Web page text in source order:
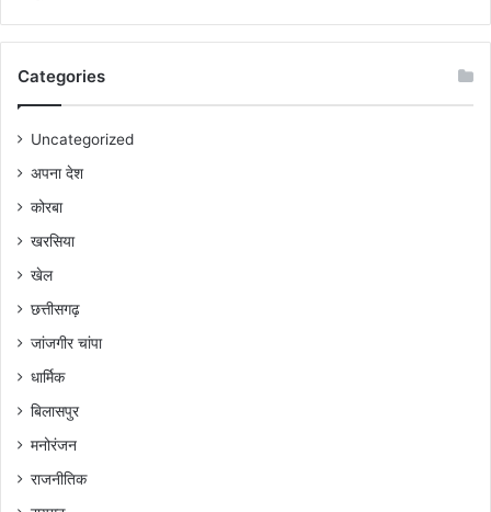
Categories
Uncategorized
अपना देश
कोरबा
खरसिया
खेल
छत्तीसगढ़
जांजगीर चांपा
धार्मिक
बिलासपुर
मनोरंजन
राजनीतिक